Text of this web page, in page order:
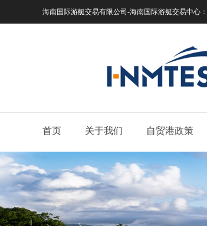
海南国际游艇交易有限公司-海南国际游艇交易中心：
首页 关于我们 自贸港政策